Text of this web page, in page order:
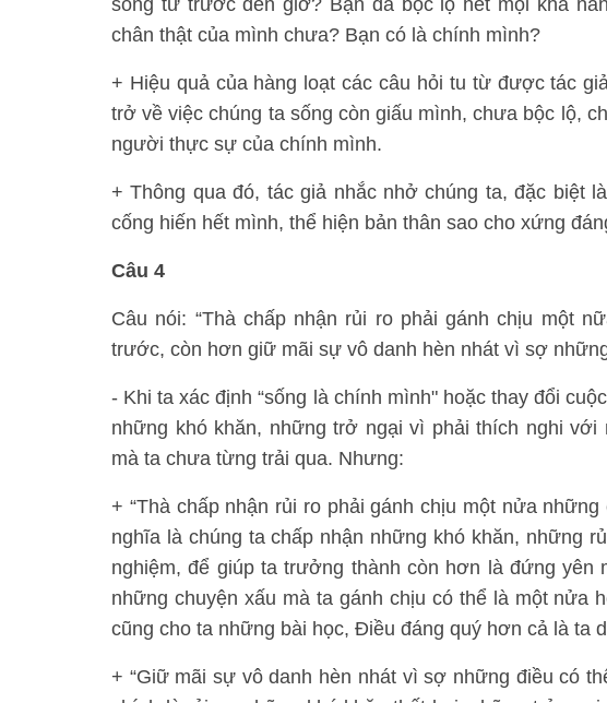
sống từ trước đến giờ? Bạn đã bộc lộ hết mọi khả
chân thật của mình chưa? Bạn có là chính mình?
+ Hiệu quả của hàng loạt các câu hỏi tu từ được tác
trở về việc chúng ta sống còn giấu mình, chưa bộc lộ,
người thực sự của chính mình.
+ Thông qua đó, tác giả nhắc nhở chúng ta, đặc biệt
cống hiến hết mình, thể hiện bản thân sao cho xứng
Câu 4
Câu nói: “Thà chấp nhận rủi ro phải gánh chịu một
trước, còn hơn giữ mãi sự vô danh hèn nhát vì sợ
- Khi ta xác định “sống là chính mình" hoặc thay đổi
những khó khăn, những trở ngại vì phải thích nghi
mà ta chưa từng trải qua. Nhưng:
+ “Thà chấp nhận rủi ro phải gánh chịu một nửa
nghĩa là chúng ta chấp nhận những khó khăn, những
nghiệm, để giúp ta trưởng thành còn hơn là đứng yên
những chuyện xấu mà ta gánh chịu có thể là một nửa
cũng cho ta những bài học, Điều đáng quý hơn cả là ta
+ “Giữ mãi sự vô danh hèn nhát vì sợ những điều có